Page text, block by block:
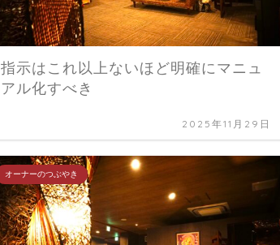
指示はこれ以上ないほど明確にマニュ
アル化すべき
2025年11月29日
オーナーのつぶやき